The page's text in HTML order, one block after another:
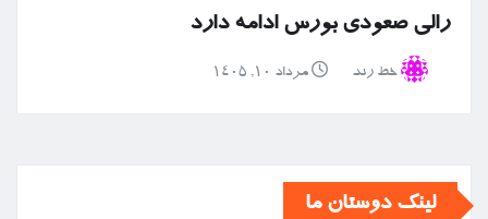
رالی صعودی بورس ادامه دارد
خط رند مرداد ۱۰, ۱۴۰۵
لینک دوستان ما